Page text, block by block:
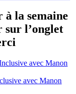
la semaine
sur l’onglet
avec Manon
avec Manon